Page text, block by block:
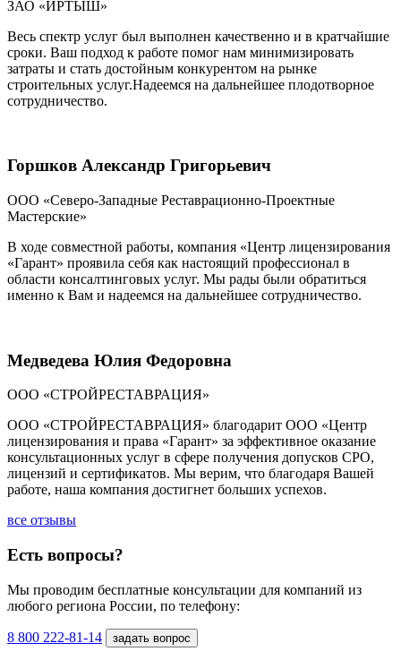
ЗАО «ИРТЫШ»
Весь спектр услуг был выполнен качественно и в кратчайшие
сроки. Ваш подход к работе помог нам минимизировать
затраты и стать достойным конкурентом на рынке
строительных услуг.Надеемся на дальнейшее плодотворное
сотрудничество.
Горшков Александр Григорьевич
ООО «Северо-Западные Реставрационно-Проектные
Мастерские»
В ходе совместной работы, компания «Центр лицензирования
«Гарант» проявила себя как настоящий профессионал в
области консалтинговых услуг. Мы рады были обратиться
именно к Вам и надеемся на дальнейшее сотрудничество.
Медведева Юлия Федоровна
ООО «СТРОЙРЕСТАВРАЦИЯ»
ООО «СТРОЙРЕСТАВРАЦИЯ» благодарит ООО «Центр
лицензирования и права «Гарант» за эффективное оказание
консультационных услуг в сфере получения допусков СРО,
лицензий и сертификатов. Мы верим, что благодаря Вашей
работе, наша компания достигнет больших успехов.
все отзывы
Есть вопросы?
Мы проводим бесплатные консультации для компаний из
любого региона России, по телефону:
8 800 222-81-14 задать вопрос